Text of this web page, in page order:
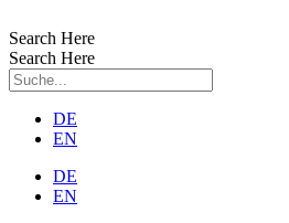
Inhalt
wechseln
Search Here
Search Here
DE
EN
DE
EN